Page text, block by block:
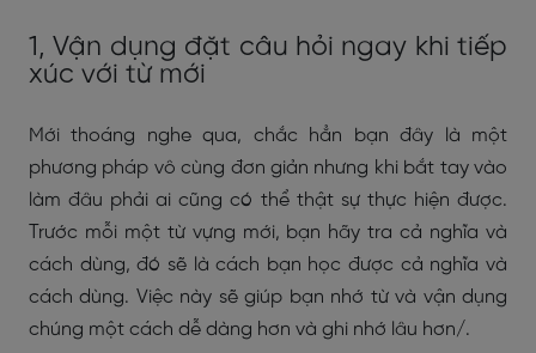
1, Vận dụng đặt câu hỏi ngay khi tiếp
xúc với từ mới
Mới thoáng nghe qua, chắc hẳn bạn đây là một
phương pháp vô cùng đơn giản nhưng khi bắt tay vào
làm đâu phải ai cũng có thể thật sự thực hiện được.
Trước mỗi một từ vựng mới, bạn hãy tra cả nghĩa và
cách dùng, đó sẽ là cách bạn học được cả nghĩa và
cách dùng. Việc này sẽ giúp bạn nhớ từ và vận dụng
chúng một cách dễ dàng hơn và ghi nhớ lâu hơn/.